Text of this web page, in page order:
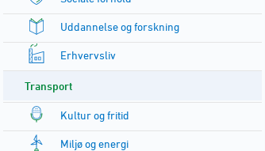
Uddannelse og forskning
Erhvervsliv
Transport
Kultur og fritid
Miljø og energi